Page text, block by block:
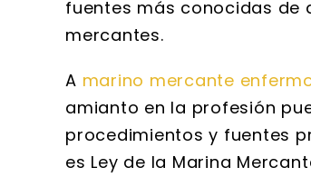
fuentes más conocidas de
mercantes.
A marino mercante
amianto en la profesión
procedimientos y fuentes
es Ley de la Marina